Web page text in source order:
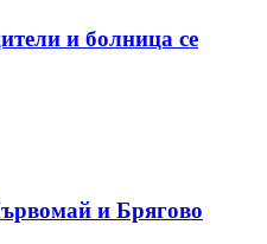
и болница се
и Брягово